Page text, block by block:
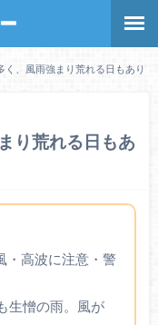
く、風雨強まり荒れる日もあり
り荒れる日もあ
・高波に注意・警
生憎の雨。風が